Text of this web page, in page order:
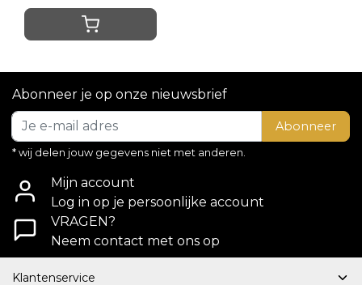
Abonneer je op onze nieuwsbrief
Abonneer
* wij delen jouw gegevens niet met anderen.
Mijn account
Log in op je persoonlijke account
VRAGEN?
Neem contact met ons op
Klantenservice